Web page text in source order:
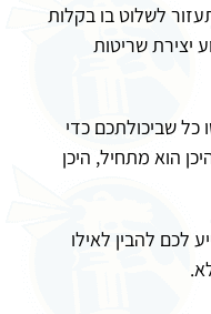
לשלוט בו בקלות
יצירת שריטות
שביכולתכם כדי
הוא מתחיל, היכן
לכם להבין לאילו